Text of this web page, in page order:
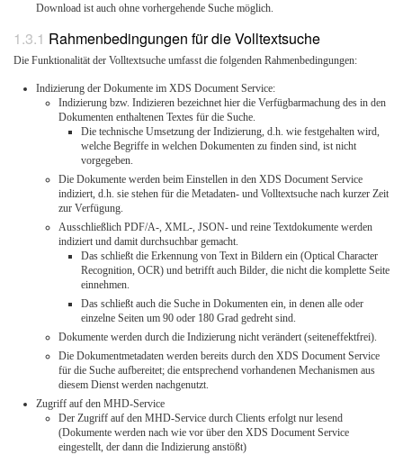
Download ist auch ohne vorhergehende Suche möglich.
Rahmenbedingungen für die Volltextsuche
Die Funktionalität der Volltextsuche umfasst die folgenden Rahmenbedingungen:
Indizierung der Dokumente im XDS Document Service:
Indizierung bzw. Indizieren bezeichnet hier die Verfügbarmachung des in den
Dokumenten enthaltenen Textes für die Suche.
Die technische Umsetzung der Indizierung, d.h. wie festgehalten wird,
welche Begriffe in welchen Dokumenten zu finden sind, ist nicht
vorgegeben.
Die Dokumente werden beim Einstellen in den XDS Document Service
indiziert, d.h. sie stehen für die Metadaten- und Volltextsuche nach kurzer Zeit
zur Verfügung.
Ausschließlich PDF/A-, XML-, JSON- und reine Textdokumente werden
indiziert und damit durchsuchbar gemacht.
Das schließt die Erkennung von Text in Bildern ein (Optical Character
Recognition, OCR) und betrifft auch Bilder, die nicht die komplette Seite
einnehmen.
Das schließt auch die Suche in Dokumenten ein, in denen alle oder
einzelne Seiten um 90 oder 180 Grad gedreht sind.
Dokumente werden durch die Indizierung nicht verändert (seiteneffektfrei).
Die Dokumentmetadaten werden bereits durch den XDS Document Service
für die Suche aufbereitet; die entsprechend vorhandenen Mechanismen aus
diesem Dienst werden nachgenutzt.
Zugriff auf den MHD-Service
Der Zugriff auf den MHD-Service durch Clients erfolgt nur lesend
(Dokumente werden nach wie vor über den XDS Document Service
eingestellt, der dann die Indizierung anstößt)